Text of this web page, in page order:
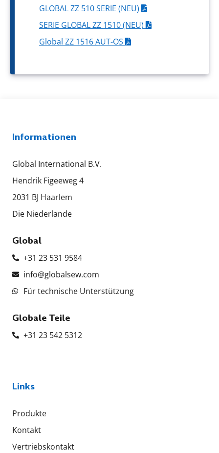
GLOBAL ZZ 510 SERIE (NEU)
SERIE GLOBAL ZZ 1510 (NEU)
Global ZZ 1516 AUT-OS
Informationen
Global International B.V.
Hendrik Figeeweg 4
2031 BJ Haarlem
Die Niederlande
Global
+31 23 531 9584
info@globalsew.com
Für technische Unterstützung
Globale Teile
+31 23 542 5312
Links
Produkte
Kontakt
Vertriebskontakt